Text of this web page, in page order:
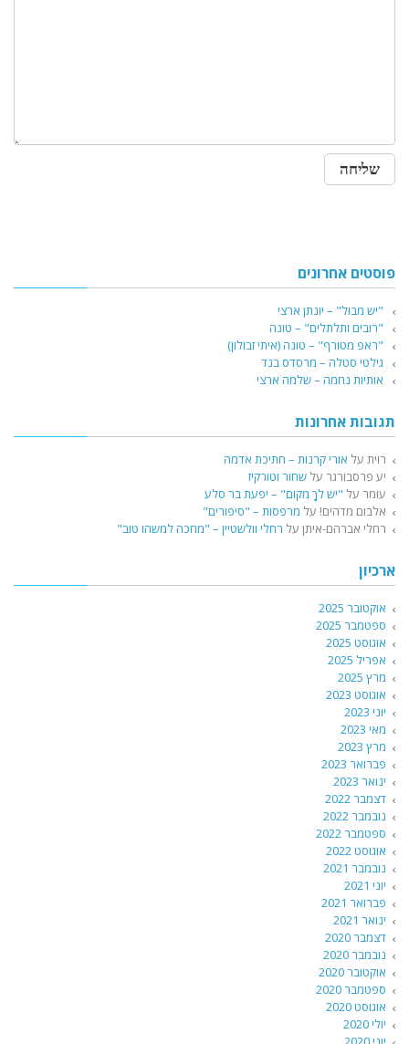
פוסטים אחרונים
"יש מבול" – יונתן ארצי
"רובים ותלתלים" – טונה
"ראפ מטורף" – טונה (איתי זבולון)
גילטי סטלה – מרסדס בנד
אותיות נחמה – שלמה ארצי
תגובות אחרונות
רוית על אורי קרנות – חתיכת אדמה
יע פרסבורגר על שחור וטורקיז
עומר על "יש לךָ מקום" – יפעת בר סלע
אלבום מדהים! על מרפסות – "סיפורים"
רחלי אברהם-איתן על רחלי וולשטיין – "מחכה למשהו טוב"
ארכיון
אוקטובר 2025
ספטמבר 2025
אוגוסט 2025
אפריל 2025
מרץ 2025
אוגוסט 2023
יוני 2023
מאי 2023
מרץ 2023
פברואר 2023
ינואר 2023
דצמבר 2022
נובמבר 2022
ספטמבר 2022
אוגוסט 2022
נובמבר 2021
יוני 2021
פברואר 2021
ינואר 2021
דצמבר 2020
נובמבר 2020
אוקטובר 2020
ספטמבר 2020
אוגוסט 2020
יולי 2020